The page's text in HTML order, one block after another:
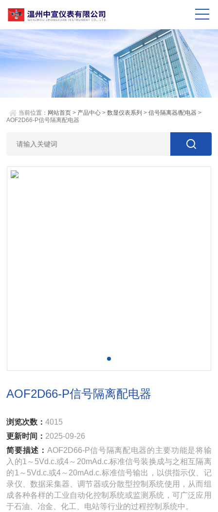
当前位置： 网站首页 > 产品中心 >数显仪表系列 >信号隔离器/配电器 >
AOF2D66-P信号隔离配电器
AOF2D66-P信号隔离配电器
浏览次数：4015
更新时间： 2025-09-26
简要描述： AOF2D66-P信号隔离配电器的主要功能是将输
入的1～5Vd.c.或4～20mAd.c.标准信号装换成与之相互隔离
的1～5Vd.c.或4～20mAd.c.标准信号输出，以供指示仪、记
录仪、数据采集器、调节器或分散型控制系统使用，从而组
成各种各样的工业自动化控制系统或监测系统，可广泛应用
于石油、冶金、化工、电站等行业的过程控制系统中。